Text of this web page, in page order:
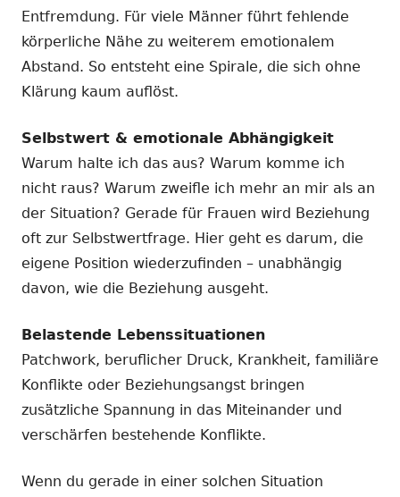
Entfremdung. Für viele Männer führt fehlende
körperliche Nähe zu weiterem emotionalem
Abstand. So entsteht eine Spirale, die sich ohne
Klärung kaum auflöst.
Selbstwert & emotionale Abhängigkeit
Warum halte ich das aus? Warum komme ich
nicht raus? Warum zweifle ich mehr an mir als an
der Situation? Gerade für Frauen wird Beziehung
oft zur Selbstwertfrage. Hier geht es darum, die
eigene Position wiederzufinden – unabhängig
davon, wie die Beziehung ausgeht.
Belastende Lebenssituationen
Patchwork, beruflicher Druck, Krankheit, familiäre
Konflikte oder Beziehungsangst bringen
zusätzliche Spannung in das Miteinander und
verschärfen bestehende Konflikte.
Wenn du gerade in einer solchen Situation